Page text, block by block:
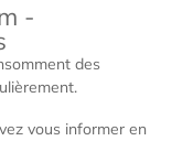
-
des
vous informer en